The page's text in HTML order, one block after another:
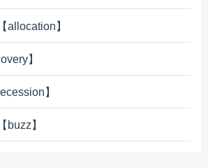
allocation】
】
】
buzz】